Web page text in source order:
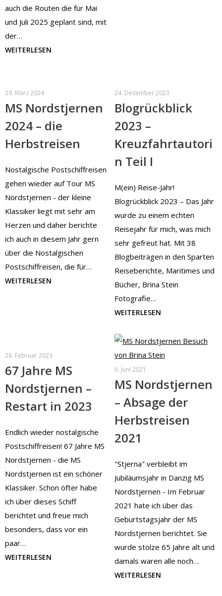
auch die Routen die für Mai
und Juli 2025 geplant sind, mit
der…
WEITERLESEN
29. März 2024
MS Nordstjernen
2024 – die
Herbstreisen
Nostalgische Postschiffreisen
gehen wieder auf Tour MS
Nordstjernen - der kleine
Klassiker liegt mit sehr am
Herzen und daher berichte
ich auch in diesem Jahr gern
über die Nostalgischen
Postschiffreisen, die für…
WEITERLESEN
24. Dezember 2023
Blogrückblick
2023 –
Kreuzfahrtautori
n Teil I
M(ein) Reise-Jahr!
Blogrückblick 2023 – Das Jahr
wurde zu einem echten
Reisejahr für mich, was mich
sehr gefreut hat. Mit 38
Blogbeiträgen in den Sparten
Reiseberichte, Maritimes und
Bücher, Brina Stein
Fotografie…
WEITERLESEN
26. Februar 2023
67 Jahre MS
Nordstjernen –
Restart in 2023
Endlich wieder nostalgische
Postschiffreisen! 67 Jahre MS
Nordstjernen - die MS
Nordstjernen ist ein schöner
Klassiker. Schon öfter habe
ich über dieses Schiff
berichtet und freue mich
besonders, dass vor ein
paar…
WEITERLESEN
6. Juni 2021
MS Nordstjernen
– Absage der
Herbstreisen
2021
"Stjerna" verbleibt im
Jubiläumsjahr in Danzig MS
Nordstjernen - Im Februar
2021 hate ich über das
Geburtstagsjahr der MS
Nordstjernen berichtet. Sie
wurde stolze 65 Jahre alt und
damals waren alle noch…
WEITERLESEN